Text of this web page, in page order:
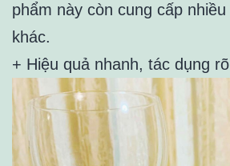
phẩm này còn cung cấp
khác.
+ Hiệu quả nhanh, tác dụng